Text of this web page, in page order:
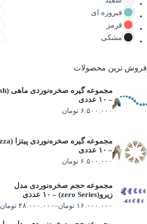
فیروزه ای
قرمز
مشکی
ترین محصولات
– ۱۰ عددی
۶.۵۰۰.۰۰۰ تومان
– ۱۰ عددی
۶.۵۰۰.۰۰۰ تومان
مجموعه حجم صخره‌نوردی مدل
زیرو(zero Series) – ۱۰ عددی
۱۶.۰۰۰.۰۰۰ تومان–۴۸.۰۰۰.۰۰۰ تومان